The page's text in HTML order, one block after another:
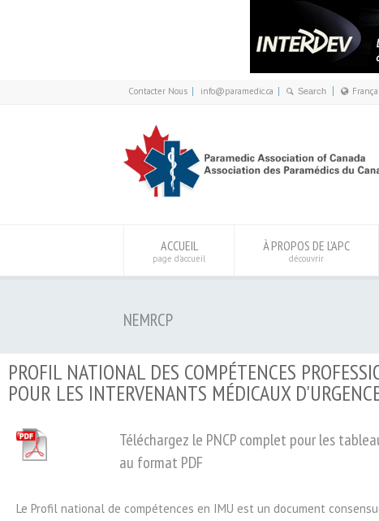
Contacter Nous info@paramedic.ca
ACCUEIL
page d’accueil
À PROPOS DE L’APC
découvrir
NEMRCP
PROFIL NATIONAL DES COMPÉTENCES
POUR LES INTERVENANTS MÉDICAUX
Téléchargez le PNCP complet pour les
au format PDF
Le Profil national de compétences en IMU est un document